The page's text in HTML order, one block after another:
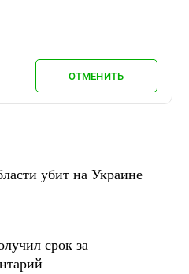
ОТМЕНИТЬ
убит на Украине
срок за